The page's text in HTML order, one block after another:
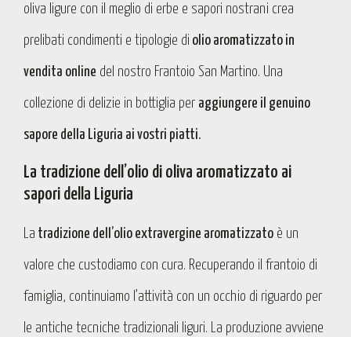
oliva ligure con il meglio di erbe e sapori nostrani crea
prelibati condimenti e tipologie di olio aromatizzato in
vendita online del nostro Frantoio San Martino. Una
collezione di delizie in bottiglia per aggiungere il genuino
sapore della Liguria ai vostri piatti.
La tradizione dell’olio di oliva aromatizzato ai
sapori della Liguria
La tradizione dell’olio extravergine aromatizzato è un
valore che custodiamo con cura. Recuperando il frantoio di
famiglia, continuiamo l’attività con un occhio di riguardo per
le antiche tecniche tradizionali liguri. La produzione avviene